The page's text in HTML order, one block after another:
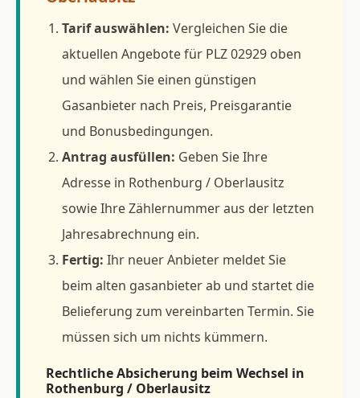
Tarif auswählen: Vergleichen Sie die
aktuellen Angebote für PLZ 02929 oben
und wählen Sie einen günstigen
Gasanbieter nach Preis, Preisgarantie
und Bonusbedingungen.
Antrag ausfüllen: Geben Sie Ihre
Adresse in Rothenburg / Oberlausitz
sowie Ihre Zählernummer aus der letzten
Jahresabrechnung ein.
Fertig: Ihr neuer Anbieter meldet Sie
beim alten gasanbieter ab und startet die
Belieferung zum vereinbarten Termin. Sie
müssen sich um nichts kümmern.
Rechtliche Absicherung beim Wechsel in
Rothenburg / Oberlausitz